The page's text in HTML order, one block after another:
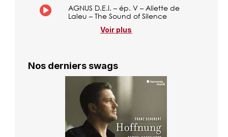
AGNUS D.E.I. – ép. V – Aliette de
Laleu – The Sound of Silence
Voir plus
Nos derniers swags